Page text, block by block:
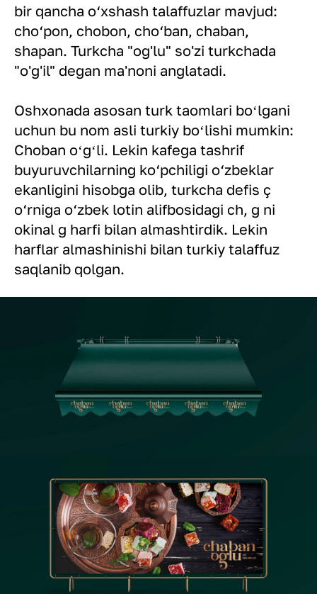
bir qancha o‘xshash talaffuzlar mavjud:
cho‘pon, chobon, cho‘ban, chaban,
shapan. Turkcha "og'lu" so'zi turkchada
"o'g'il" degan ma'noni anglatadi.
Oshxonada asosan turk taomlari boʻlgani
uchun bu nom asli turkiy boʻlishi mumkin:
Choban oʻgʻli. Lekin kafega tashrif
buyuruvchilarning ko‘pchiligi o‘zbeklar
ekanligini hisobga olib, turkcha defis ç
o‘rniga o‘zbek lotin alifbosidagi ch, ğ ni
okinal g harfi bilan almashtirdik. Lekin
harflar almashinishi bilan turkiy talaffuz
saqlanib qolgan.